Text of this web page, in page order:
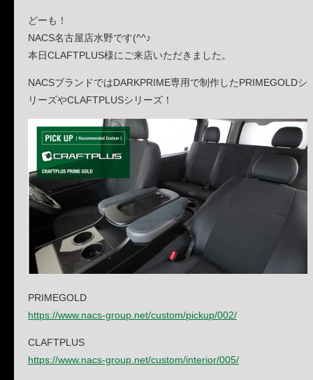
どーも！
NACS名古屋店水野です(^^♪
本日CLAFTPLUS様にご来店いただきました。
NACSブランドではDARKPRIME専用で制作したPRIMEGOLDシ
リーズやCLAFTPLUSシリーズ！
PRIMEGOLD
https://www.nacs-group.net/custom/pickup/002/
CLAFTPLUS
https://www.nacs-group.net/custom/interior/005/